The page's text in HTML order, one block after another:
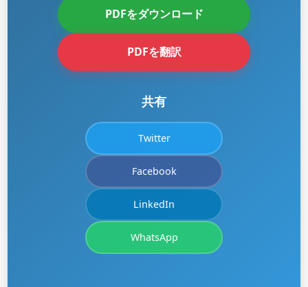
PDFをダウンロード
PDFを翻訳
共有
Twitter
Facebook
LinkedIn
WhatsApp